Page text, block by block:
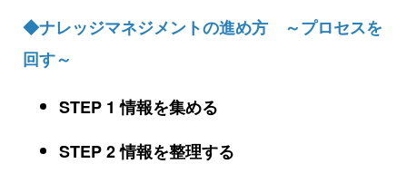
◆ナレッジマネジメントの進め方 ～プロセスを
回す～
STEP 1 情報を集める
STEP 2 情報を整理する